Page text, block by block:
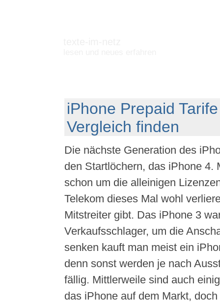
iPhone Prepaid
Vergleich finden
Die nächste Generation des
den Startlöchern, das iPhone 4.
schon um die alleinigen
Telekom dieses Mal wohl
Mitstreiter gibt. Das iPhone 3
Verkaufsschlager, um die
senken kauft man meist ein
denn sonst werden je nach
fällig. Mittlerweile sind auch
das iPhone auf dem Markt,